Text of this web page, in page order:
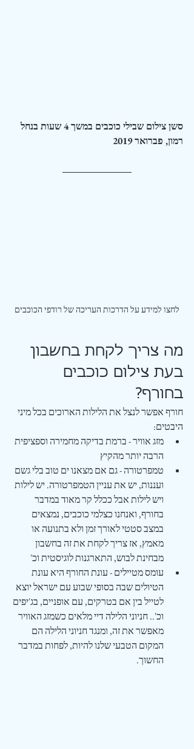
סשן צילום שבילי כוכבים במשך 4 שעות בנחל
רמון, פברואר 2019
לחצו למידע על הדרכות העריכה של רודפי הכוכבים
מה צריך לקחת בחשבון
בעת צילום כוכבים
בחורף?
חורף אפשר לנצל את הלילות הארוכים בכל מיני
היבטים:
מזג אוויר - ברמת בדיקה מחמירה וספציפית
הרבה יותר מהקיץ
טמפרטורה - גם אם מצאנו ים טוב בלי גשם
ועננות, יש את עניין הטמפרטורה. יש לילות
ויש לילות אבל ככלל קר מאוד במדבר
בחורף, ואנחנו כצלמי כוכבים, נמצאים
במצב סטטי לאורך זמן ולא בתנועה או
מאמץ, אז צריך לקחת את זה בחשבון
מבחינת לבוש, התארגנות לוגיסטית וכ'
עומס מטיילים - עונת החורף היא עונת
הטיולים שבה בסופי שבוע עם ישראל יוצא
לטייל בין אם בטרקים, עם אופניים, בג'יפים
וכ'.. חניוני הלילה דיי מלאים כשמזג האוויר
מאפשר את זה, ומנגד חניוני הלילה הם
המקום הטבעי שלנו להיות, לפחות במדבר
החשוך.